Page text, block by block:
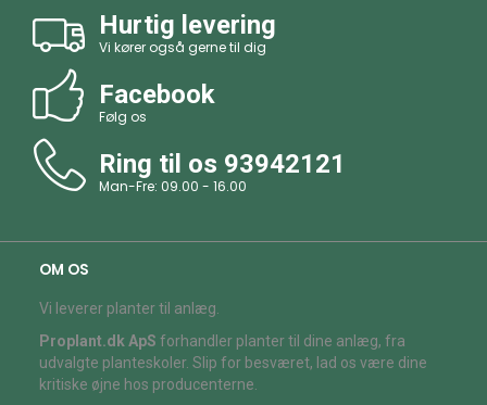
Hurtig levering
Vi kører også gerne til dig
Facebook
Følg os
Ring til os 93942121
Man-Fre: 09.00 - 16.00
OM OS
Vi leverer planter til anlæg.
Proplant.dk ApS forhandler planter til dine anlæg, fra
udvalgte planteskoler. Slip for besværet, lad os være dine
kritiske øjne hos producenterne.